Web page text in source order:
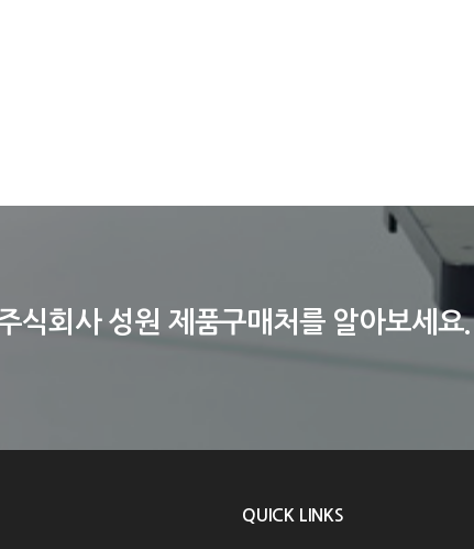
식회사 성원 제품구매처를 알아보세요.
QUICK LINKS